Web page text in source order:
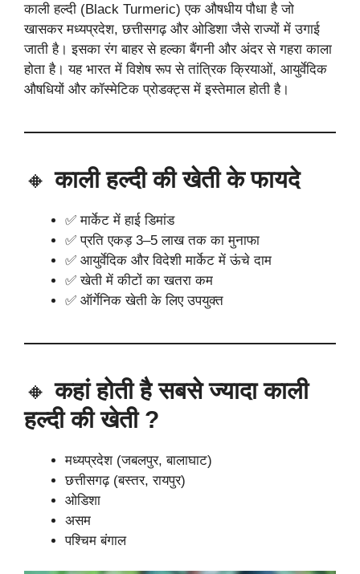
काली हल्दी (Black Turmeric) एक औषधीय पौधा है जो
खासकर मध्यप्रदेश, छत्तीसगढ़ और ओडिशा जैसे राज्यों में उगाई
जाती है। इसका रंग बाहर से हल्का बैंगनी और अंदर से गहरा काला
होता है। यह भारत में विशेष रूप से तांत्रिक क्रियाओं, आयुर्वेदिक
औषधियों और कॉस्मेटिक प्रोडक्ट्स में इस्तेमाल होती है।
🔸काली हल्दी की खेती के फायदे
✅ मार्केट में हाई डिमांड
✅ प्रति एकड़ 3–5 लाख तक का मुनाफा
✅ आयुर्वेदिक और विदेशी मार्केट में ऊंचे दाम
✅ खेती में कीटों का खतरा कम
✅ ऑर्गेनिक खेती के लिए उपयुक्त
🔸कहां होती है सबसे ज्यादा काली
हल्दी की खेती ?
मध्यप्रदेश (जबलपुर, बालाघाट)
छत्तीसगढ़ (बस्तर, रायपुर)
ओडिशा
असम
पश्चिम बंगाल